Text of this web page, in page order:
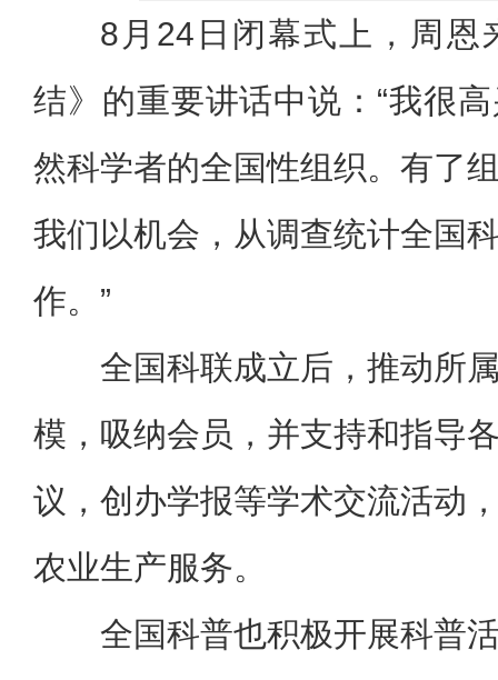
8月24日闭幕式上，周恩
结》的重要讲话中说：“我很
然科学者的全国性组织。有了
我们以机会，从调查统计全国
作。”
全国科联成立后，推动所
模，吸纳会员，并支持和指导
议，创办学报等学术交流活动
农业生产服务。
全国科普也积极开展科普